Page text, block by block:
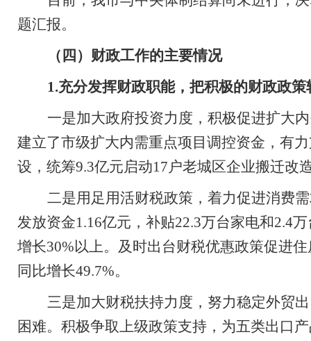
题汇报。
（四）财政工作的主要情况
1.充分发挥财政职能，把积极的财政政
一是加大政府投资力度，积极促进扩大
建立了市级扩大内需重点项目调控资金，有
设，统筹9.3亿元启动17 户老城区企业搬迁改
二是用足用活财税政策，着力促进消费
发放资金1.16亿元，补贴22.3万台家电和2.4万
增长30%以上。及时出台财税优惠政策促进
同比增长49.7%。
三是加大财税扶持力度，努力稳定外贸
困难。积极争取上级政策支持，为五类出口